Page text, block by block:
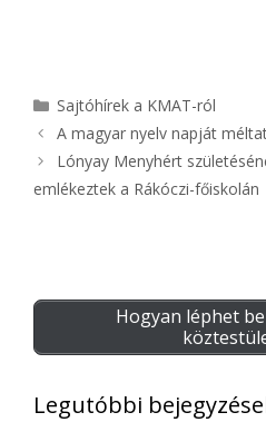
Kategória
Sajtóhírek a KMAT-ról
A magyar nyelv napját
Lónyay Menyhért
emlékeztek a Rákóczi-főiskolán
Hogyan léphet
Legutóbbi